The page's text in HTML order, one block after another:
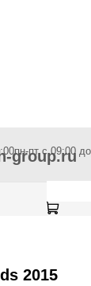
пн-пт c 09:00
group.ru
2015